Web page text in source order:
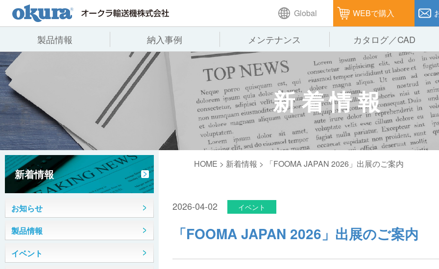
Global WEBで購入
製品情報
コンベヤ機器
コンベヤ機器を探す
用途から探す
コンベヤ機器の技術情報
ヒント集
GTPシステム
ピッキングシステム
パレタイズ・デパレタイズシステム
バーチカル装置（垂直搬送機）
納入事例
全業種 製造
飲料 通販
メンテナンス
カタログ／CAD
代表あいさつ 企業理念
事業所一覧 オークラグループ
オークラの取組み
新着情報
新着情報
お知らせ
製品情報
イベント
HOME > 新着情報 > 「FOOMA JAPAN 2026」出展のご案内
2026-04-02 イベント
「FOOMA JAPAN 2026」出展のご案内